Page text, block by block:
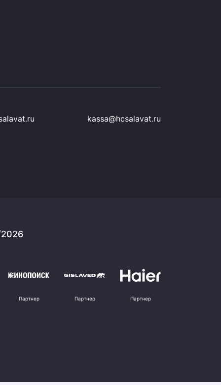
kassa@hcsalavat.ru
Партнер Партнер Партнер